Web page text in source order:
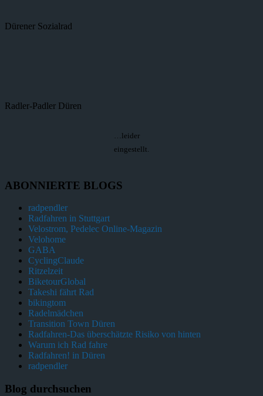
Dürener Sozialrad
Radler-Padler Düren
…leider
eingestellt.
ABONNIERTE BLOGS
radpendler
Radfahren in Stuttgart
Velostrom, Pedelec Online-Magazin
Velohome
GABA
CyclingClaude
Ritzelzeit
BiketourGlobal
Takeshi fährt Rad
bikingtom
Radelmädchen
Transition Town Düren
Radfahren-Das überschätzte Risiko von hinten
Warum ich Rad fahre
Radfahren! in Düren
radpendler
Blog durchsuchen